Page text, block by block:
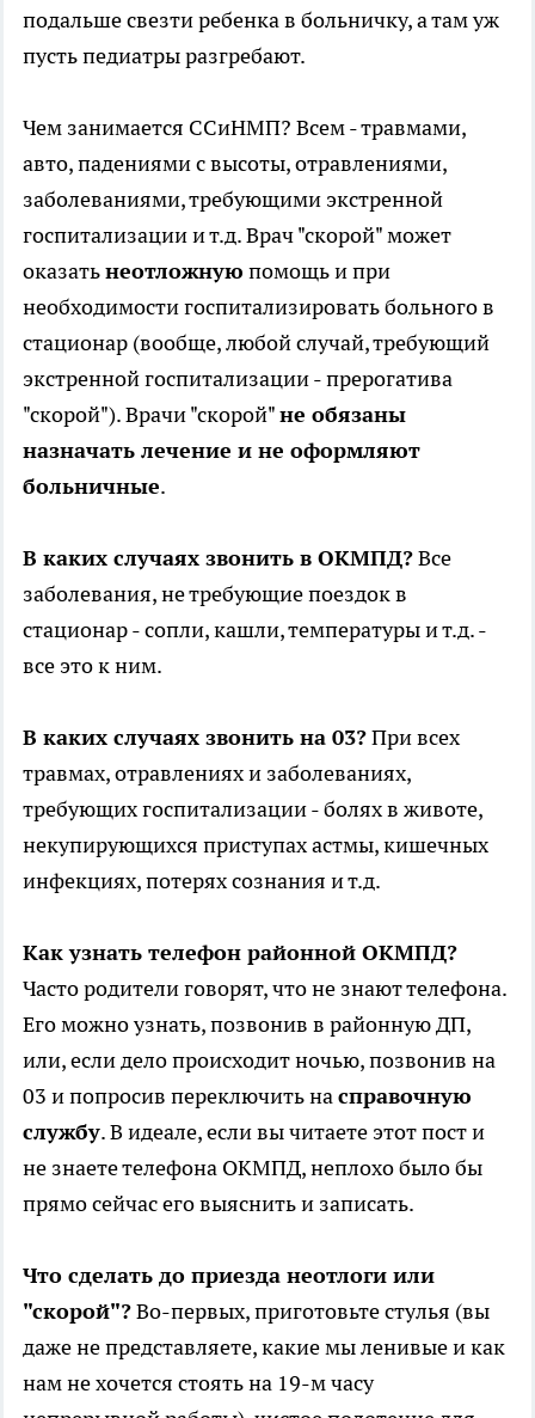
подальше свезти ребенка в больничку, а там уж
пусть педиатры разгребают.
Чем занимается ССиНМП? Всем - травмами,
авто, падениями с высоты, отравлениями,
заболеваниями, требующими экстренной
госпитализации и т.д. Врач "скорой" может
оказатьнеотложную помощь и при
необходимости госпитализировать больного в
стационар (вообще, любой случай, требующий
экстренной госпитализации - прерогатива
"скорой"). Врачи "скорой"не обязаны
назначать лечение и не оформляют
больничные.
В каких случаях звонить в ОКМПД?Все
заболевания, не требующие поездок в
стационар - сопли, кашли, температуры и т.д. -
все это к ним.
В каких случаях звонить на 03?При всех
травмах, отравлениях и заболеваниях,
требующих госпитализации - болях в животе,
некупирующихся приступах астмы, кишечных
инфекциях, потерях сознания и т.д.
Как узнать телефон районной ОКМПД?
Часто родители говорят, что не знают телефона.
Его можно узнать, позвонив в районную ДП,
или, если дело происходит ночью, позвонив на
03 и попросив переключить насправочную
службу. В идеале, если вы читаете этот пост и
не знаете телефона ОКМПД, неплохо было бы
прямо сейчас его выяснить и записать.
Что сделать до приезда неотлоги или
"скорой"?Во-первых, приготовьте стулья (вы
даже не представляете, какие мы ленивые и как
нам не хочется стоять на 19-м часу